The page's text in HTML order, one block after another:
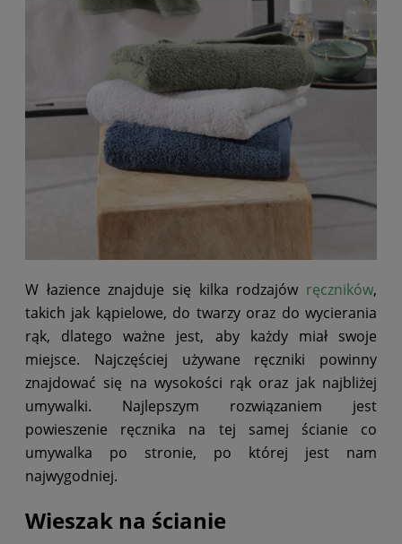
W łazience znajduje się kilka rodzajów ręczników,
takich jak kąpielowe, do twarzy oraz do wycierania
rąk, dlatego ważne jest, aby każdy miał swoje
miejsce. Najczęściej używane ręczniki powinny
znajdować się na wysokości rąk oraz jak najbliżej
umywalki. Najlepszym rozwiązaniem jest
powieszenie ręcznika na tej samej ścianie co
umywalka po stronie, po której jest nam
najwygodniej.
Wieszak na ścianie